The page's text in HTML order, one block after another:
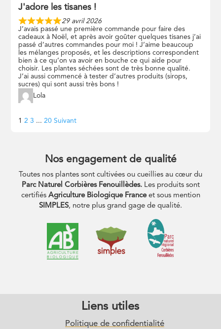
J'adore les tisanes !
29 avril 2026
J’avais passé une première commande pour faire des
cadeaux à Noël, et après avoir goûter quelques tisanes j’ai
passé d’autres commandes pour moi ! J’aime beaucoup
les mélanges proposés, et les descriptions correspondent
bien à ce qu’on va avoir en bouche ce qui aide pour
choisir. Les plantes séchées sont de très bonne qualité.
J’ai aussi commencé à tester d’autres produits (sirops,
sucres) qui sont aussi très bons !
Lola
Navigation
Page
1 Page
2 Page
3 ... Page
20 Suivant
Nos engagement de qualité
Toutes nos plantes sont cultivées ou cueillies au cœur du
Parc Naturel Corbières Fenouillèdes.Les produits sont
certifiésAgriculture Biologique Franceet sous mention
SIMPLES, notre plus grand gage de qualité.
Liens utiles
Politique de confidentialité